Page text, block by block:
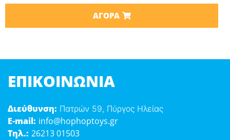
ΑΓΟΡΆ
ΕΠΙΚΟΙΝΩΝΊΑ
Διεύθυνση: Πατρών 59, Πύργος Ηλείας
E-mail: info@hophoptoys.gr
Τηλ.: 26213 01503